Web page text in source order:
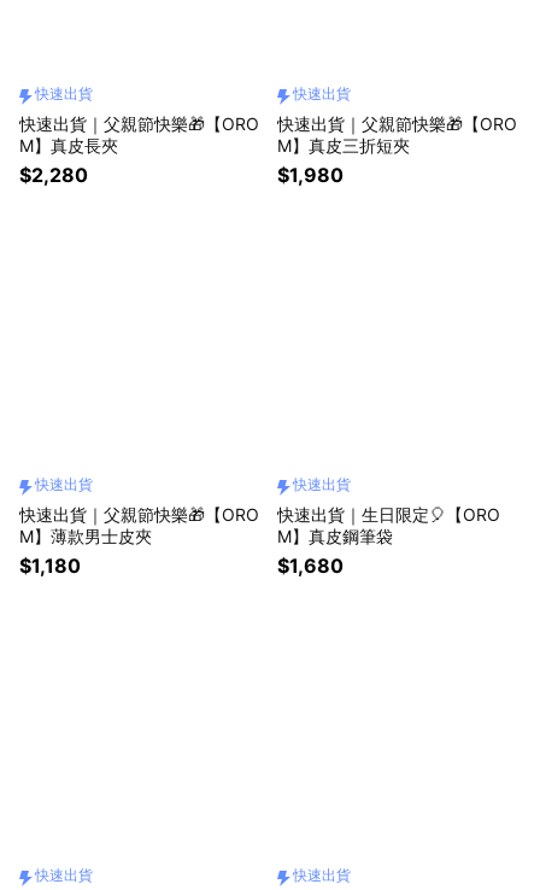
快速出貨
快速出貨｜父親節快樂🎁【ORO
M】真皮長夾
$2,280
快速出貨
快速出貨｜父親節快樂🎁【ORO
M】真皮三折短夾
$1,980
快速出貨
快速出貨｜父親節快樂🎁【ORO
M】薄款男士皮夾
$1,180
快速出貨
快速出貨｜生日限定🎈【ORO
M】真皮鋼筆袋
$1,680
快速出貨 快速出貨